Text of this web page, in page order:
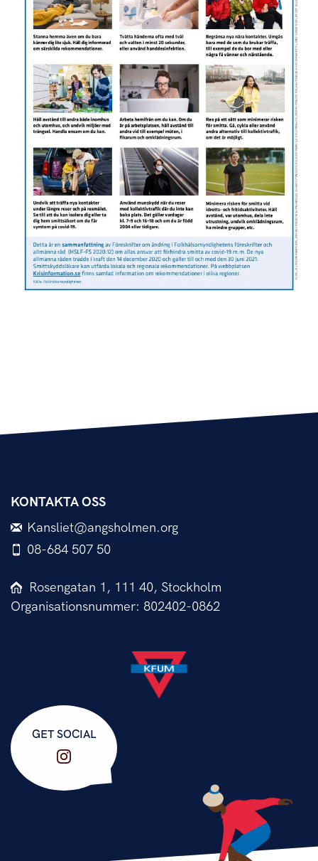
KONTAKTA OSS
Kansliet@angsholmen.org
08-684 507 50
Rosengatan 1, 111 40, Stockholm
Organisationsnummer: 802402-0862
GET SOCIAL